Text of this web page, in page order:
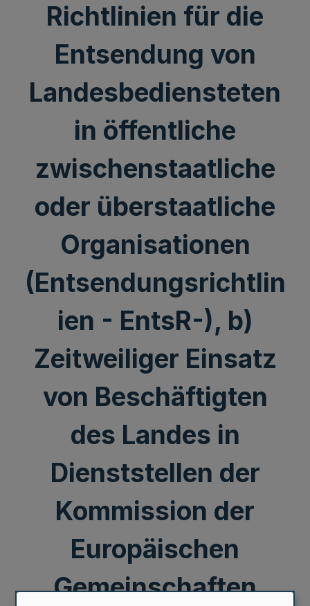
Richtlinien für die
Entsendung von
Landesbediensteten
in öffentliche
zwischenstaatliche
oder überstaatliche
Organisationen
(Entsendungsrichtlin
ien - EntsR-), b)
Zeitweiliger Einsatz
von Beschäftigten
des Landes in
Dienststellen der
Kommission der
Europäischen
Gemeinschaften